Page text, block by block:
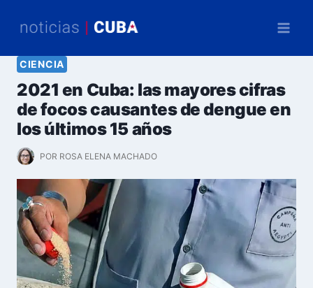
CIENCIA
2021 en Cuba: las mayores cifras
de focos causantes de dengue en
los últimos 15 años
POR ROSA ELENA MACHADO